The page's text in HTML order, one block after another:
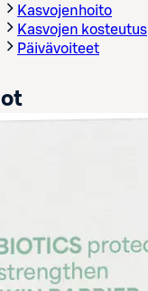
Kasvojenhoito
Kasvojen kosteutus
Päivävoiteet